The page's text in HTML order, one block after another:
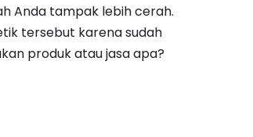
Anda tampak lebih cerah.
tersebut karena sudah
produk atau jasa apa?